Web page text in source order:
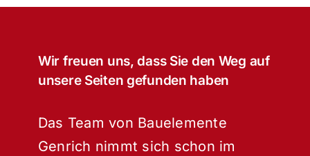
Wir freuen uns, dass Sie den Weg auf
unsere Seiten gefunden haben
Das Team von Bauelemente
Genrich nimmt sich schon im